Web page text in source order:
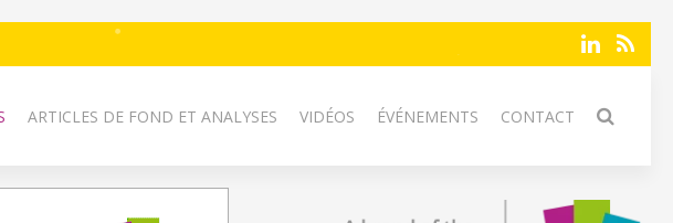
ARTICLES DE FOND ET ANALYSES VIDÉOS ÉVÉNEMENTS CONTACT